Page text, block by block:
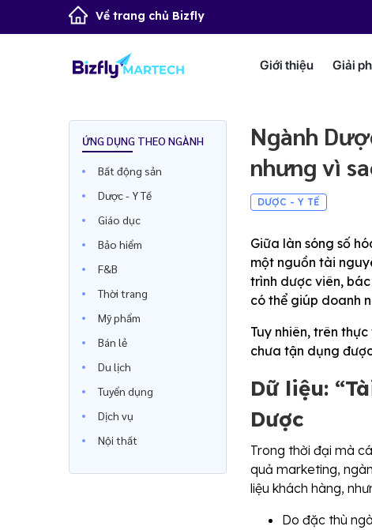
Về trang chủ Bizfly
Giới thiệu Giải
ỨNG DỤNG THEO NGÀNH
Bất động sản
Dược - Y Tế
Giáo dục
Bảo hiểm
F&B
Thời trang
Mỹ phẩm
Bán lẻ
Du lịch
Tuyển dụng
Dịch vụ
Nội thất
Ngành
nhưng vì
DƯỢC - Y TẾ
Giữa làn sóng số
một nguồn tài
trình dược viên,
có thể giúp doanh
Tuy nhiên, trên
chưa tận dụng
Dữ liệu:
Dược
Trong thời đại mà
quả marketing,
liệu khách hàng,
Do đặc thù